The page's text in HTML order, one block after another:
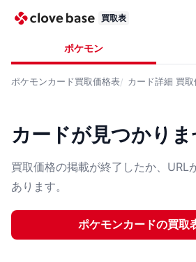
買取表
ポケモン
ポケモンカード買取価格表 カード詳細 買
カードが見つかり
買取価格の掲載が終了したか、URL
あります。
ポケモンカードの買取